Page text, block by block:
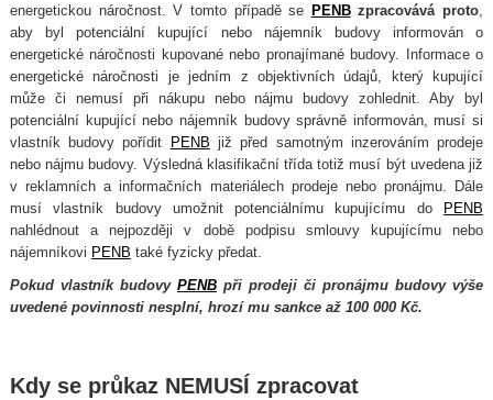
energetickou náročnost. V tomto případě se PENBzpracovává proto,
aby byl potenciální kupující nebo nájemník budovy informován o
energetické náročnosti kupované nebo pronajímané budovy. Informace o
energetické náročnosti je jedním z objektivních údajů, který kupující
může či nemusí při nákupu nebo nájmu budovy zohlednit. Aby byl
potenciální kupující nebo nájemník budovy správně informován, musí si
vlastník budovy pořídit
PENB již před samotným inzerováním prodeje
nebo nájmu budovy. Výsledná klasifikační třída totiž musí být uvedena již
v reklamních a informačních materiálech prodeje nebo pronájmu. Dále
musí vlastník budovy umožnit potenciálnímu kupujícímu do
PENB
nahlédnout a nejpozději v době podpisu smlouvy kupujícímu nebo
nájemníkovi PENB také fyzicky předat.
Pokud vlastník budovy PENBpři prodeji či pronájmu budovy výše
uvedené povinnosti nesplní, hrozí mu sankce až 100 000 Kč.
Kdy se průkaz NEMUSÍ zpracovat